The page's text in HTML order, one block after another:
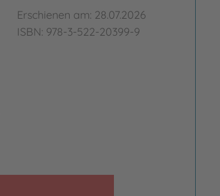
Erschienen am: 28.07.2026
ISBN: 978-3-522-20399-9